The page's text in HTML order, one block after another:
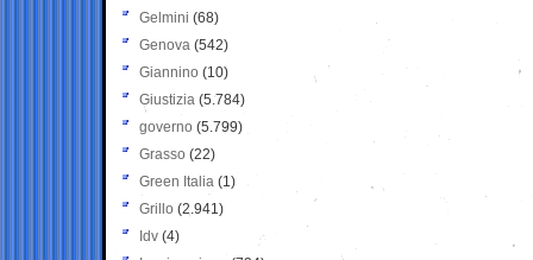
Gelmini (68)
Genova (542)
Giannino (10)
Giustizia (5.784)
governo (5.799)
Grasso (22)
Green Italia (1)
Grillo (2.941)
Idv (4)